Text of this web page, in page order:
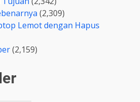
(2,309)
Lemot dengan Hapus
(2,159)